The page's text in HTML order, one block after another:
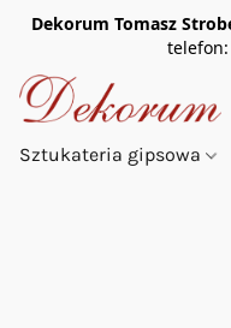
Dekorum Tomasz
Sztukateria gipsowa